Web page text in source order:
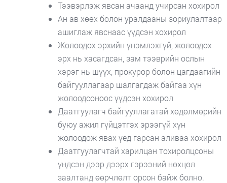
Тээвэрлэж явсан ачаанд учирсан хохирол
Ан ав хөөх болон уралдааны зориулалтаар
ашиглаж явснаас үүдсэн хохирол
Жолоодох эрхийн үнэмлэхгүй, жолоодох
эрх нь хасагдсан, зам тээврийн ослын
хэрэг нь шүүх, прокурор болон цагдаагийн
байгууллагаар шалгагдаж байгаа хүн
жолоодсоноос үүдсэн хохирол
Даатгуулагч байгууллагатай хөдөлмөрийн
буюу ажил гүйцэтгэх эрээгүй хүн
жолоодож явах үед гарсан аливаа хохирол
Даатгуулагчтай харилцан тохиролцсоны
үндсэн дээр дээрх гэрээний нөхцөл
заалтанд өөрчлөлт орсон байж болно.